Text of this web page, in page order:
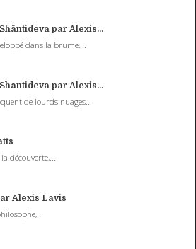
par Alexis...
dans la brume,...
par Alexis...
de lourds nuages...
découverte,...
Alexis Lavis